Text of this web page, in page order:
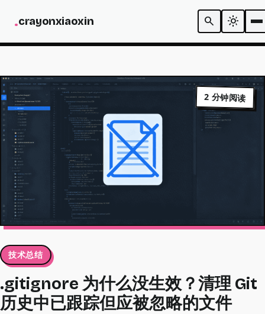
.crayonxiaoxin search light_mode
2 分钟阅读
技术总结
.gitignore 为什么没生效？清理 Git
历史中已跟踪但应被忽略的文件